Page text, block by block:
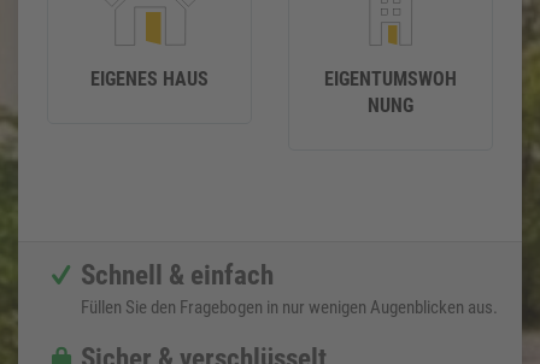
EIGENES HAUS
EIGENTUMSWOH
NUNG
Schnell & einfach
Füllen Sie den Fragebogen in nur wenigen Augenblicken aus.